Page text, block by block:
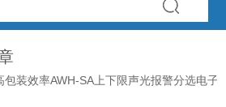
包装效率AWH-SA上下限声光报警分选电子